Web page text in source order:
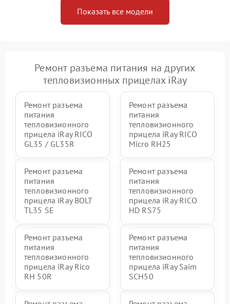
Показать все модели
Ремонт разъема питания на других
тепловизионных прицелах iRay
Ремонт разъема
питания
тепловизионного
прицела iRay RICO
GL35 / GL35R
Ремонт разъема
питания
тепловизионного
прицела iRay RICO
Micro RH25
Ремонт разъема
питания
тепловизионного
прицела iRay BOLT
TL35 SE
Ремонт разъема
питания
тепловизионного
прицела iRay RICO
HD RS75
Ремонт разъема
питания
тепловизионного
прицела iRay Rico
RH 50R
Ремонт разъема
питания
тепловизионного
прицела iRay Saim
SCH50